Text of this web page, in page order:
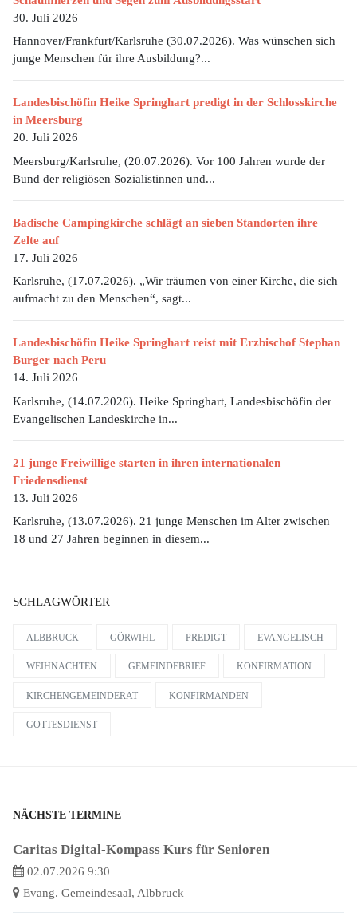
30. Juli 2026
Hannover/Frankfurt/Karlsruhe (30.07.2026). Was wünschen sich
junge Menschen für ihre Ausbildung?...
Landesbischöfin Heike Springhart predigt in der Schlosskirche
in Meersburg
20. Juli 2026
Meersburg/Karlsruhe, (20.07.2026). Vor 100 Jahren wurde der
Bund der religiösen Sozialistinnen und...
Badische Campingkirche schlägt an sieben Standorten ihre
Zelte auf
17. Juli 2026
Karlsruhe, (17.07.2026). „Wir träumen von einer Kirche, die sich
aufmacht zu den Menschen“, sagt...
Landesbischöfin Heike Springhart reist mit Erzbischof Stephan
Burger nach Peru
14. Juli 2026
Karlsruhe, (14.07.2026). Heike Springhart, Landesbischöfin der
Evangelischen Landeskirche in...
21 junge Freiwillige starten in ihren internationalen
Friedensdienst
13. Juli 2026
Karlsruhe, (13.07.2026). 21 junge Menschen im Alter zwischen
18 und 27 Jahren beginnen in diesem...
SCHLAGWÖRTER
ALBBRUCK GÖRWIHL PREDIGT EVANGELISCH
WEIHNACHTEN GEMEINDEBRIEF KONFIRMATION
KIRCHENGEMEINDERAT KONFIRMANDEN
GOTTESDIENST
NÄCHSTE TERMINE
Caritas Digital-Kompass Kurs für Senioren
02.07.2026 9:30
Evang. Gemeindesaal, Albbruck